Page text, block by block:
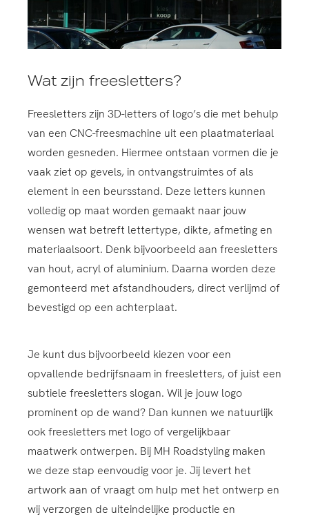
Wat zijn freesletters?
Freesletters zijn 3D-letters of logo’s die met behulp
van een CNC-freesmachine uit een plaatmateriaal
worden gesneden. Hiermee ontstaan vormen die je
vaak ziet op gevels, in ontvangstruimtes of als
element in een beursstand. Deze letters kunnen
volledig op maat worden gemaakt naar jouw
wensen wat betreft lettertype, dikte, afmeting en
materiaalsoort. Denk bijvoorbeeld aan freesletters
van hout, acryl of aluminium. Daarna worden deze
gemonteerd met afstandhouders, direct verlijmd of
bevestigd op een achterplaat.
Je kunt dus bijvoorbeeld kiezen voor een
opvallende bedrijfsnaam in freesletters, of juist een
subtiele freesletters slogan. Wil je jouw logo
prominent op de wand? Dan kunnen we natuurlijk
ook freesletters met logo of vergelijkbaar
maatwerk ontwerpen. Bij MH Roadstyling maken
we deze stap eenvoudig voor je. Jij levert het
artwork aan of vraagt om hulp met het ontwerp en
wij verzorgen de uiteindelijke productie en